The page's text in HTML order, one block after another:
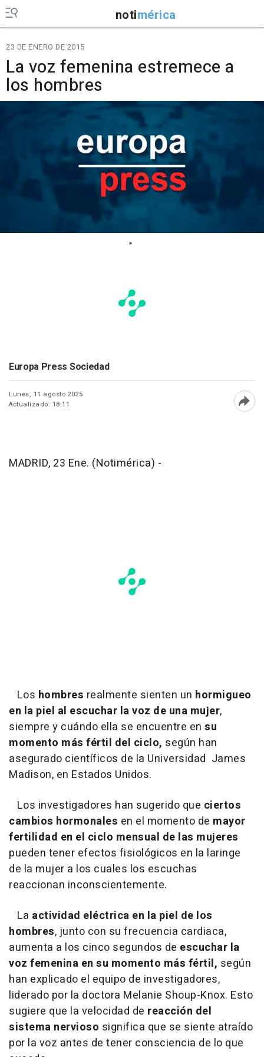
notimérica
23 DE ENERO DE 2015
La voz femenina estremece a
los hombres
Europa Press Sociedad
Lunes, 11 agosto 2025
Actualizado: 18:11
MADRID, 23 Ene. (Notimérica) -
Los hombres realmente sienten un hormigueo
en la piel al escuchar la voz de una mujer,
siempre y cuándo ella se encuentre en su
momento más fértil del ciclo, según han
asegurado científicos de la Universidad James
Madison, en Estados Unidos.
Los investigadores han sugerido que ciertos
cambios hormonales en el momento de mayor
fertilidad en el ciclo mensual de las mujeres
pueden tener efectos fisiológicos en la laringe
de la mujer a los cuales los escuchas
reaccionan inconscientemente.
La actividad eléctrica en la piel de los
hombres, junto con su frecuencia cardiaca,
aumenta a los cinco segundos de escuchar la
voz femenina en su momento más fértil, según
han explicado el equipo de investigadores,
liderado por la doctora Melanie Shoup-Knox. Esto
sugiere que la velocidad de reacción del
sistema nervioso significa que se siente atraído
por la voz antes de tener consciencia de lo que